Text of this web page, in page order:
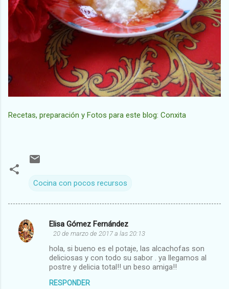
Recetas, preparación y Fotos para este blog: Conxita
Cocina con pocos recursos
C
o
Elisa Gómez Fernández
20 de marzo de 2017 a las 20:13
hola, si bueno es el potaje, las alcachofas son
deliciosas y con todo su sabor . ya llegamos al
postre y delicia total!! un beso amiga!!
RESPONDER